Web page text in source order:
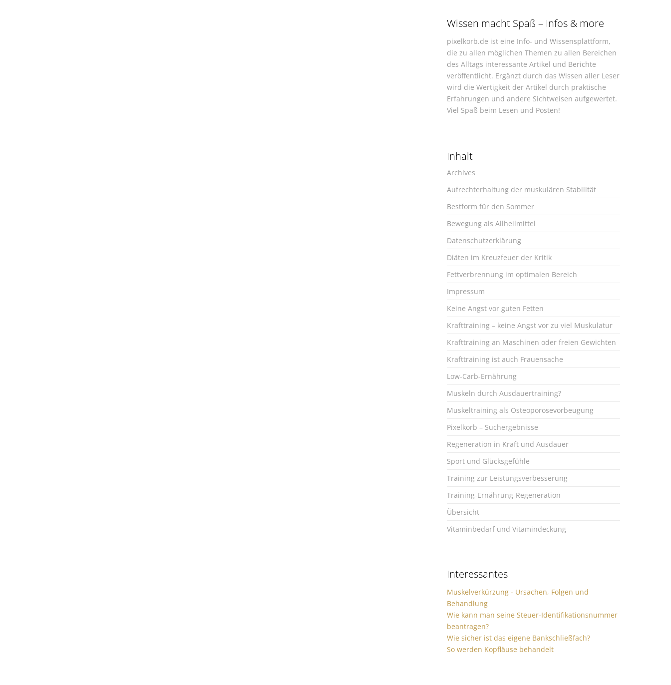
Wissen macht Spaß – Infos & more
pixelkorb.de ist eine Info- und Wissensplattform,
die zu allen möglichen Themen zu allen Bereichen
des Alltags interessante Artikel und Berichte
veröffentlicht. Ergänzt durch das Wissen aller Leser
wird die Wertigkeit der Artikel durch praktische
Erfahrungen und andere Sichtweisen aufgewertet.
Viel Spaß beim Lesen und Posten!
Inhalt
Archives
Aufrechterhaltung der muskulären Stabilität
Bestform für den Sommer
Bewegung als Allheilmittel
Datenschutzerklärung
Diäten im Kreuzfeuer der Kritik
Fettverbrennung im optimalen Bereich
Impressum
Keine Angst vor guten Fetten
Krafttraining – keine Angst vor zu viel Muskulatur
Krafttraining an Maschinen oder freien Gewichten
Krafttraining ist auch Frauensache
Low-Carb-Ernährung
Muskeln durch Ausdauertraining?
Muskeltraining als Osteoporosevorbeugung
Pixelkorb – Suchergebnisse
Regeneration in Kraft und Ausdauer
Sport und Glücksgefühle
Training zur Leistungsverbesserung
Training-Ernährung-Regeneration
Übersicht
Vitaminbedarf und Vitamindeckung
Interessantes
Muskelverkürzung - Ursachen, Folgen und
Behandlung
Wie kann man seine Steuer-Identifikationsnummer
beantragen?
Wie sicher ist das eigene Bankschließfach?
So werden Kopfläuse behandelt